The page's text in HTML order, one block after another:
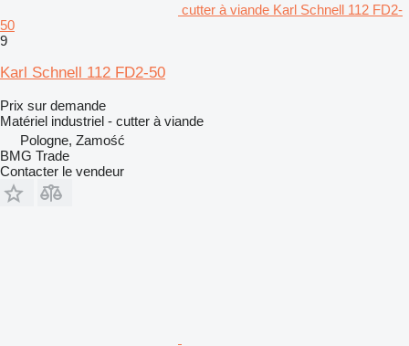
cutter à viande Karl Schnell 112 FD2-
50
9
Karl Schnell 112 FD2-50
Prix sur demande
Matériel industriel - cutter à viande
Pologne, Zamość
BMG Trade
Contacter le vendeur